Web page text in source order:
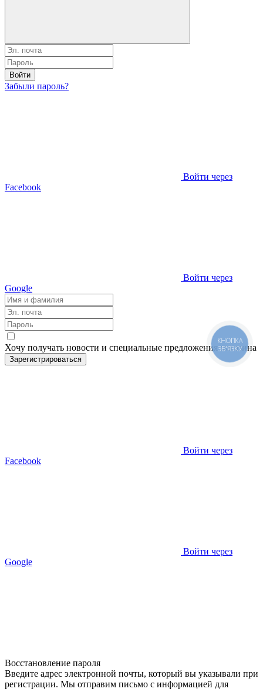
Войти
Забыли пароль?
Войти через
Facebook
Войти через
Google
Хочу получать новости и специальные предложениямагазина
Зарегистрироваться
Войти через
Facebook
Войти через
Google
Восстановление пароля
Введите адрес электронной почты, который вы указывали при
регистрации. Мы отправим письмо с информацией для
КНОПКА
ЗВ'ЯЗКУ